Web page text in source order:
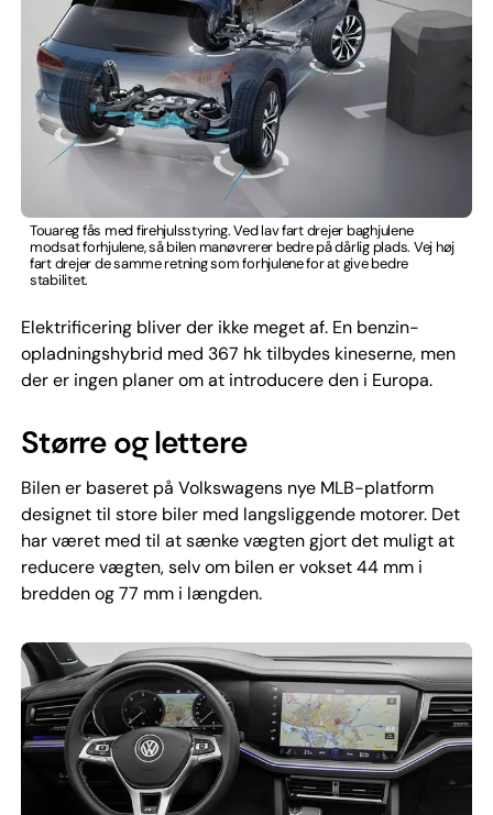
Touareg fås med firehjulsstyring. Ved lav fart drejer baghjulene
modsat forhjulene, så bilen manøvrerer bedre på dårlig plads. Vej høj
fart drejer de samme retning som forhjulene for at give bedre
stabilitet.
Elektrificering bliver der ikke meget af. En benzin-
opladningshybrid med 367 hk tilbydes kineserne, men
der er ingen planer om at introducere den i Europa.
Større og lettere
Bilen er baseret på Volkswagens nye MLB-platform
designet til store biler med langsliggende motorer. Det
har været med til at sænke vægten gjort det muligt at
reducere vægten, selv om bilen er vokset 44 mm i
bredden og 77 mm i længden.